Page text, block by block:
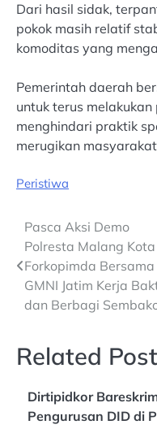
Dari hasil sidak,
pokok masih relatif
komoditas yang
Pemerintah daerah
untuk terus
menghindari praktik
merugikan
Peristiwa
Post
navigation
Pasca Aksi Demo
Polresta Malang
Forkopimda Bersama
GMNI Jatim Kerja
dan Berbagi
Related
Dirtipidkor
Pengurusan DID di